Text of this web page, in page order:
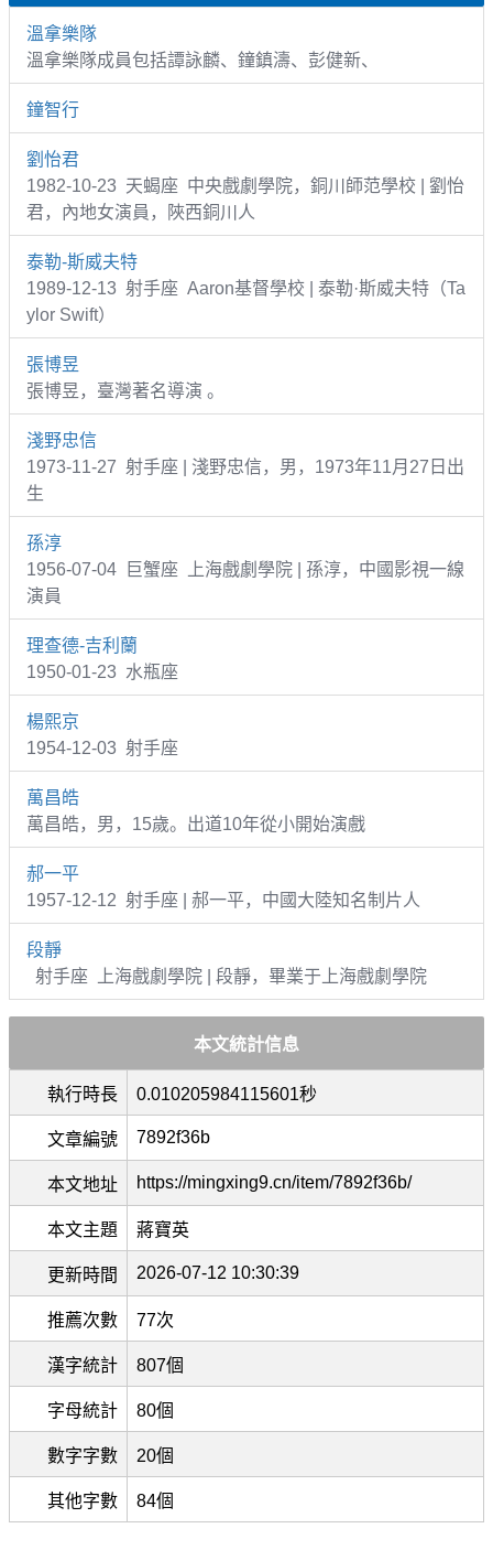
溫拿樂隊
溫拿樂隊成員包括譚詠麟、鐘鎮濤、彭健新、
鐘智行
劉怡君
1982-10-23 天蝎座 中央戲劇學院，銅川師范學校 | 劉怡
君，內地女演員，陜西銅川人
泰勒-斯威夫特
1989-12-13 射手座 Aaron基督學校 | 泰勒·斯威夫特（Ta
ylor Swift）
張博昱
張博昱，臺灣著名導演 。
淺野忠信
1973-11-27 射手座 | 淺野忠信，男，1973年11月27日出
生
孫淳
1956-07-04 巨蟹座 上海戲劇學院 | 孫淳，中國影視一線
演員
理查德-吉利蘭
1950-01-23 水瓶座
楊熙京
1954-12-03 射手座
萬昌皓
萬昌皓，男，15歲。出道10年從小開始演戲
郝一平
1957-12-12 射手座 | 郝一平，中國大陸知名制片人
段靜
射手座 上海戲劇學院 | 段靜，畢業于上海戲劇學院
本文統計信息
執行時長 0.010205984115601秒
文章編號 7892f36b
本文地址 https://mingxing9.cn/item/7892f36b/
本文主題 蔣寶英
更新時間 2026-07-12 10:30:39
推薦次數 77次
漢字統計 807個
字母統計 80個
數字字數 20個
其他字數 84個